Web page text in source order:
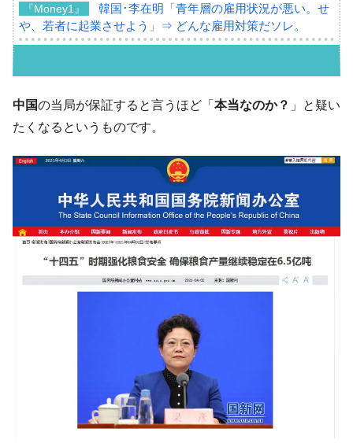
『Money1』
韓国･李在明「青年層の雇用状況が悪い。せ
や、若者に起業させよう」⇒ どんな雇用対策だソレ。
『Money1』
韓国「ここは北朝鮮なのか。選管がサーバ
ーにウソのデータを入力したのは明白だ」
言。
韓国は「中国と同じく」投資に不適格な国
『Money1』
『韓国銀行』が「金の保有量を増やしま
す」⇒「金を経由するドル入手」手段ではないのか？
『Money1』
韓国･外為取引量「1日当たり1,214.4億ド
ル」まで拡大 ⇒ 海外資金の動きに強く左右される状態
韓国･帰ってきた李在明。李在明を支持しな
韓国大統領府ボンクラ政策室長が告発され
た ⇒ 国家が行った恐るべき株価操作であり、空前の国政壟
韓国･警察職員が「丸刈りになって抗議活
中国の当局が保証すると言うほど「 本当なのか？ 」と疑い
たくなるというものです。